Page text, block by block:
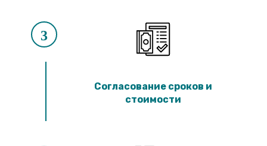
Лотки ЛК 75.60.30
Лотки ЛК 300.60.30
Лотки ЛК 300.45.30
3
Согласование сроков и
стоимости